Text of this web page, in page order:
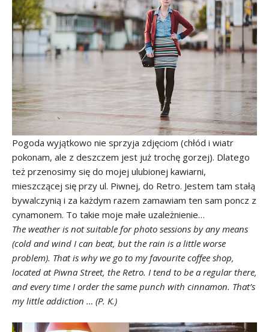
Pogoda wyjątkowo nie sprzyja zdjęciom (chłód i wiatr
pokonam, ale z deszczem jest już trochę gorzej). Dlatego
też przenosimy się do mojej ulubionej kawiarni,
mieszczącej się przy ul. Piwnej, do Retro. Jestem tam stałą
bywalczynią i za każdym razem zamawiam ten sam poncz z
cynamonem. To takie moje małe uzależnienie…
The weather is not suitable for photo sessions by any means
(cold and wind I can beat, but the rain is a little worse
problem). That is why we go to my favourite coffee shop,
located at Piwna Street, the Retro. I tend to be a regular there,
and every time I order the same punch with cinnamon. That’s
my little addiction … (P. K.)